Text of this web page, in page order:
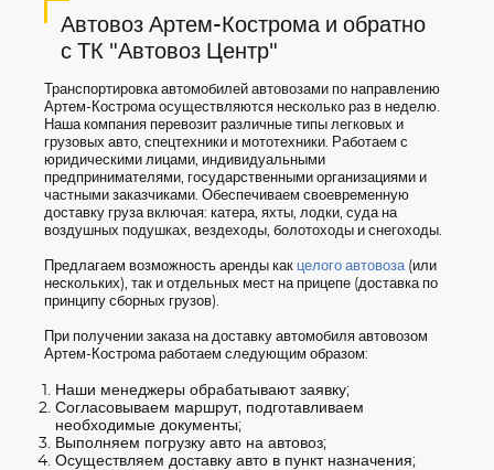
Автовоз Артем-Кострома и обратно
с ТК "Автовоз Центр"
Транспортировка автомобилей автовозами по направлению
Артем-Кострома осуществляются несколько раз в неделю.
Наша компания перевозит различные типы легковых и
грузовых авто, спецтехники и мототехники. Работаем с
юридическими лицами, индивидуальными
предпринимателями, государственными организациями и
частными заказчиками. Обеспечиваем своевременную
доставку груза включая: катера, яхты, лодки, суда на
воздушных подушках, вездеходы, болотоходы и снегоходы.
Предлагаем возможность аренды как целого автовоза(или
нескольких), так и отдельных мест на прицепе (доставка по
принципу сборных грузов).
При получении заказа на доставку автомобиля автовозом
Артем-Кострома работаем следующим образом:
Наши менеджеры обрабатывают заявку;
Согласовываем маршрут, подготавливаем
необходимые документы;
Выполняем погрузку авто на автовоз;
Осуществляем доставку авто в пункт назначения;